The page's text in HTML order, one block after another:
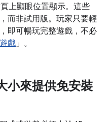
上顯眼位置顯示。這些
而非試用版。玩家只要輕
即可暢玩完整遊戲，不必
戲」。
小來提供免安裝